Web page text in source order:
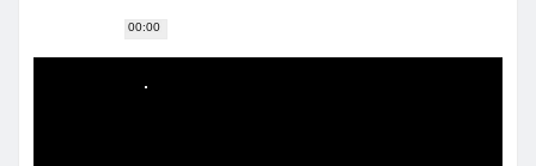
00:00
Reproductor